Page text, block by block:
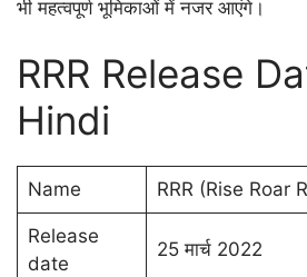
भी महत्वपूर्ण भूमिकाओं में नजर आएंगे।
RRR Release
Hindi
Name RRR (Rise Roar
Release
date
25 मार्च 2022